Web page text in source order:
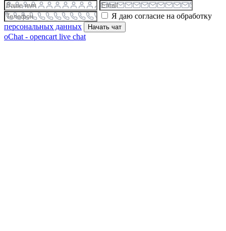
Я даю согласие на обработку
персональных данных
Начать чат
oChat - opencart live chat